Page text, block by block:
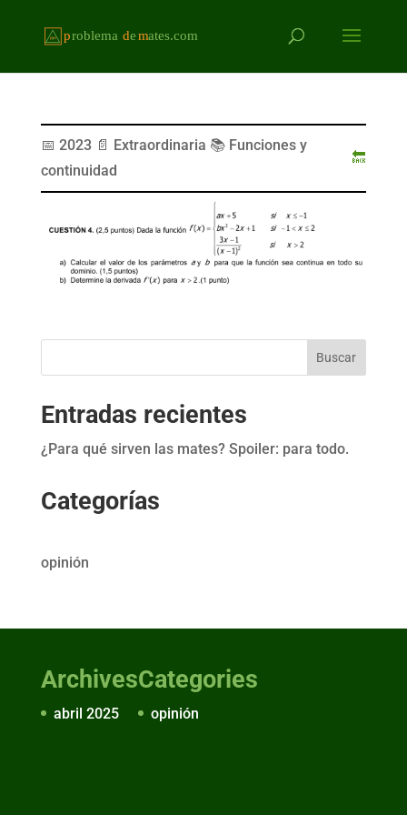
📅 2023 📄 Extraordinaria 📚 Funciones y
continuidad
🔙
Buscar
Entradas recientes
¿Para qué sirven las mates? Spoiler: para todo.
Categorías
opinión
Archives
abril 2025
Categories
opinión